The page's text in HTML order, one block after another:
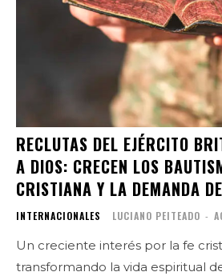
RECLUTAS DEL EJÉRCITO
A DIOS: CRECEN LOS
CRISTIANA Y LA DEMANDA
INTERNACIONALES LUCIANO PEITEADO -
Un creciente interés por la fe
transformando la vida espiritual